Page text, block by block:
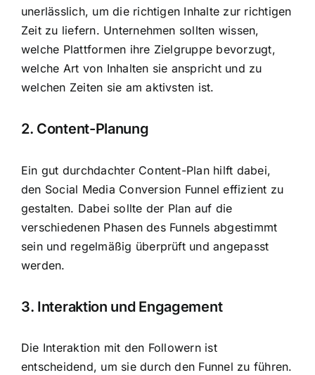
unerlässlich, um die richtigen Inhalte zur richtigen
Zeit zu liefern. Unternehmen sollten wissen,
welche Plattformen ihre Zielgruppe bevorzugt,
welche Art von Inhalten sie anspricht und zu
welchen Zeiten sie am aktivsten ist.
2. Content-Planung
Ein gut durchdachter Content-Plan hilft dabei,
den Social Media Conversion Funnel effizient zu
gestalten. Dabei sollte der Plan auf die
verschiedenen Phasen des Funnels abgestimmt
sein und regelmäßig überprüft und angepasst
werden.
3. Interaktion und Engagement
Die Interaktion mit den Followern ist
entscheidend, um sie durch den Funnel zu führen.